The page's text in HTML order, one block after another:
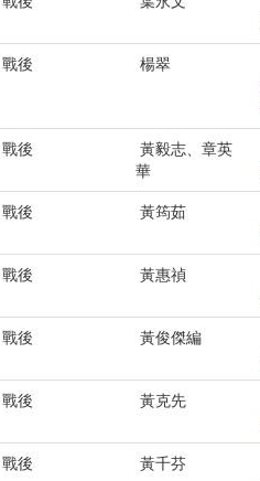
戰後 楊翠
戰後
黃毅志、章英
華
戰後 黃筠茹
戰後 黃惠禎
戰後 黃俊傑編
戰後 黃克先
戰後 黃千芬